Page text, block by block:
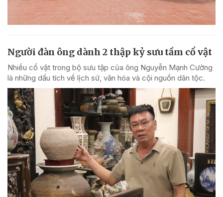
Người đàn ông dành 2 thập kỷ sưu tầm cổ vật
Nhiều cổ vật trong bộ sưu tập của ông Nguyễn Mạnh Cường
là những dấu tích về lịch sử, văn hóa và cội nguồn dân tộc.